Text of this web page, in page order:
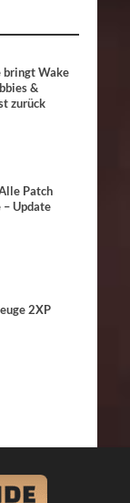
bringt Wake
&
zurück
Patch
– Update
2XP